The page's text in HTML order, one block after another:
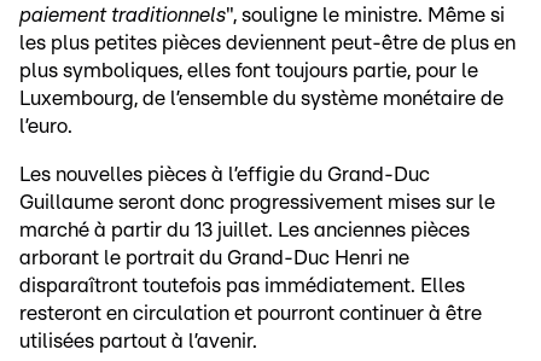
paiement traditionnels", souligne le ministre. Même si
les plus petites pièces deviennent peut-être de plus en
plus symboliques, elles font toujours partie, pour le
Luxembourg, de l’ensemble du système monétaire de
l’euro.
Les nouvelles pièces à l’effigie du Grand-Duc
Guillaume seront donc progressivement mises sur le
marché à partir du 13 juillet. Les anciennes pièces
arborant le portrait du Grand-Duc Henri ne
disparaîtront toutefois pas immédiatement. Elles
resteront en circulation et pourront continuer à être
utilisées partout à l’avenir.